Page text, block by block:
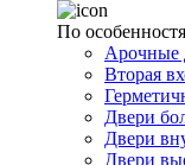
По
Арочные
Вторая
Двери
Двери
Двери